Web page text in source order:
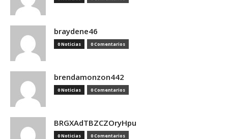
braydene46
0 Noticias 0 Comentarios
brendamonzon442
0 Noticias 0 Comentarios
BRGXAdTBZCZOryHpu
0 Noticias 0 Comentarios